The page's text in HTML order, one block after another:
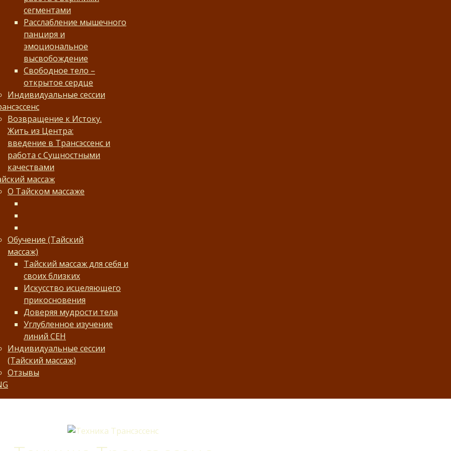
сегментами
Расслабление мышечного
панциря и
эмоциональное
высвобождение
Свободное тело –
открытое сердце
Индивидуальные сессии
Возвращение к Истоку.
Жить из Центра:
введение в Трансэссенс и
работа с Сущностными
качествами
массаж
О Тайском массаже
Обучение (Тайский
массаж)
Тайский массаж для себя и
своих близких
Искусство исцеляющего
прикосновения
Доверяя мудрости тела
Углубленное изучение
линий СЕН
Индивидуальные сессии
(Тайский массаж)
Отзывы